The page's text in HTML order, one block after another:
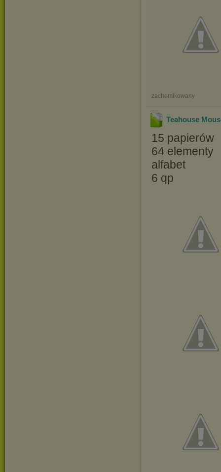
zachomikowany
Teahouse
15 papierów
64 elementy
alfabet
6 qp